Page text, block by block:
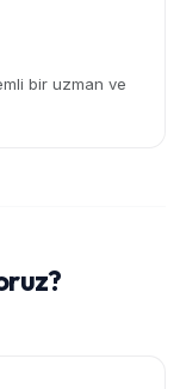
bir uzman ve